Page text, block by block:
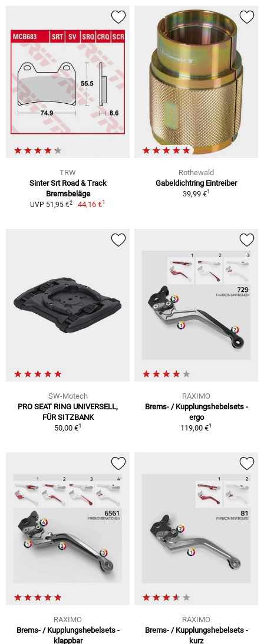
TRW
Sinter Srt Road & Track
Bremsbeläge
UVP 51,95 €2 44,16 €1
Rothewald
Gabeldichtring Eintreiber
39,99 €1
SW-Motech
PRO SEAT RING UNIVERSELL,
FÜR SITZBANK
50,00 €1
RAXIMO
Brems- / Kupplungshebelsets -
ergo
119,00 €1
RAXIMO
Brems- / Kupplungshebelsets -
klappbar
RAXIMO
Brems- / Kupplungshebelsets -
kurz